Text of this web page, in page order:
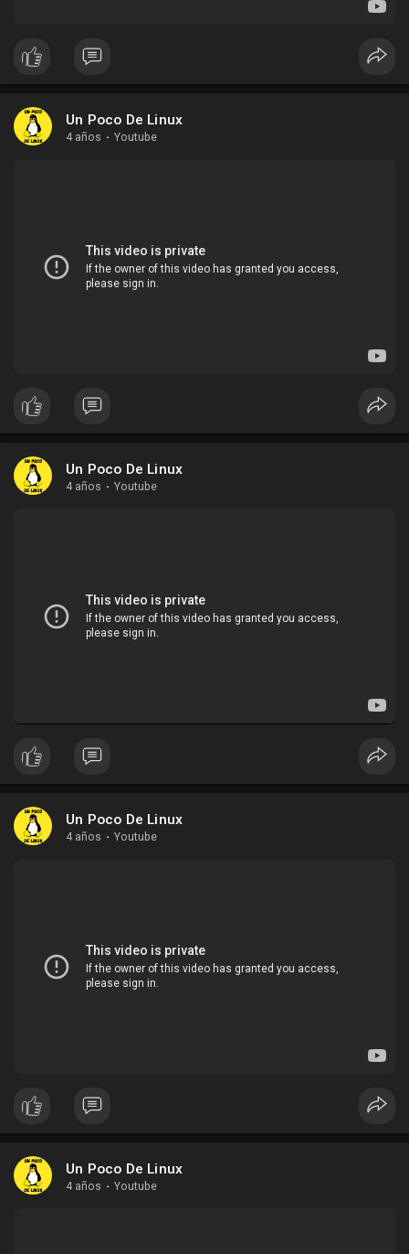
Un Poco De Linux
4 años · Youtube
Un Poco De Linux
4 años · Youtube
Un Poco De Linux
4 años · Youtube
Un Poco De Linux
4 años · Youtube